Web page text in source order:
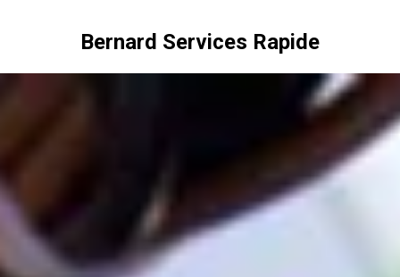
Bernard Services Rapide